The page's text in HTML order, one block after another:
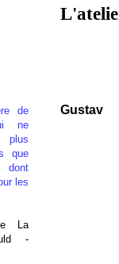
de
ne
que
dont
les
La
-
Gustav